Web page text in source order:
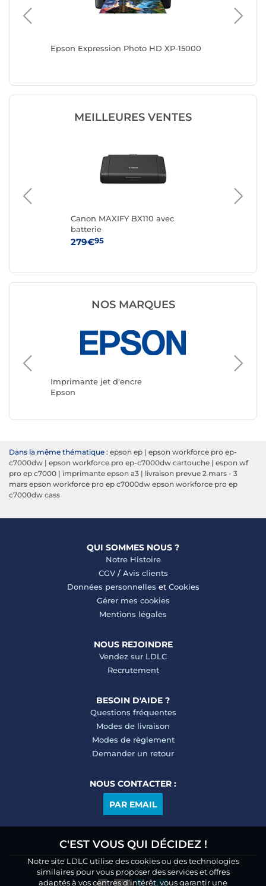
C'EST VOUS QUI DÉCIDEZ !
Notre site LDLC utilise des cookies ou des technologies
similaires pour vous proposer des services et offres
adaptés à vos centres d’intérêt, vous garantir une
Epson Expression Photo HD XP-15000
MEILLEURES VENTES
Canon MAXIFY BX110 avec
batterie
279€95
NOS MARQUES
Imprimante jet d'encre
Epson
Canon
Dans la même thématique : epson ep | epson workforce pro ep-
c7000dw | epson workforce pro ep-c7000dw cartouche | espon wf
pro ep c7000 | imprimante epson a3 | livraison prevue 2 mars - 3
mars epson workforce pro ep c7000dw epson workforce pro ep
c7000dw cass
QUI SOMMES NOUS ?
Notre Histoire
CGV/ Avis clients
Données personnelles et Cookies
Gérer mes cookies
Mentions légales
NOUS REJOINDRE
Vendez sur LDLC
Recrutement
BESOIN D'AIDE ?
Questions fréquentes
Modes de livraison
Modes de règlement
Demander un retour
NOUS CONTACTER :
PAR EMAIL